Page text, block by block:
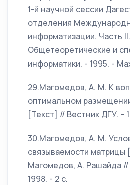
1-й научной сессии
отделения
информатизации. Часть II.
Общетеоретические и
информатики. - 1995. -
29.Магомедов, А. М. К
оптимальном
[Текст] // Вестник ДГУ. -
30.Магомедов, А. М.
связываемости матрицы
Магомедов, А. Рашайда
1998. - 2 c.